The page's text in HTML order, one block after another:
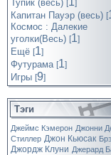
Тупик (весь) [ ]
Капитан Пауэр (весь) [
Космос : Далекие
уголки(Весь) [1]
Ещё [1]
Футурама [1]
Игры [9]
Тэги
Джеймс Кэмерон Джонни
Стиллер Джон Кьюсак
Джордж Клуни Джерард